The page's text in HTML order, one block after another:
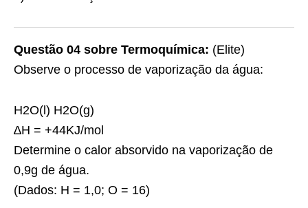
Questão 04 sobre Termoquímica: (Elite)
Observe o processo de vaporização da água:
H2O(l) H2O(g)
∆H = +44KJ/mol
Determine o calor absorvido na vaporização de
0,9g de água.
(Dados: H = 1,0; O = 16)